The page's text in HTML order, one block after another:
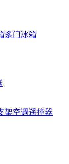
多门冰箱
架空调遥控器